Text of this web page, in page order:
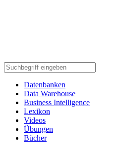
Datenbanken
Data Warehouse
Business Intelligence
Lexikon
Videos
Übungen
Bücher